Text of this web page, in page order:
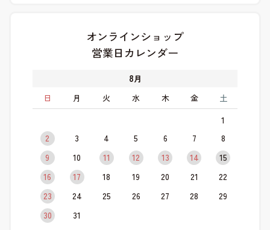
オンラインショップ
営業日カレンダー
8月
日
月 火 水 木 金 土
1
2
3 4 5 6 7
8
9
10 11 12 13 14
15
16
17 18 19 20 21
22
23
24 25 26 27 28
29
30
31